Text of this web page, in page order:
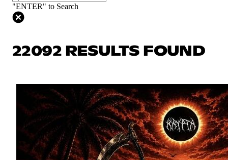
"ENTER" to Search
22092 RESULTS FOUND